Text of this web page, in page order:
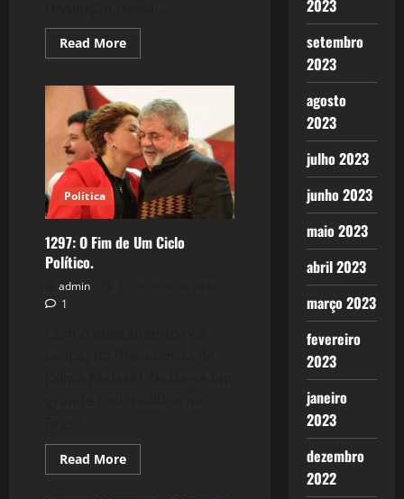
Read MoreRead
more
Dez
Dias
Que
Abalaram
O
Brasil
Política
1297: O Fim de Um Ciclo
Político.
admin
1
Read MoreRead
more
2023
setembro
2023
agosto
2023
julho 2023
junho 2023
maio 2023
abril 2023
março 2023
fevereiro
2023
janeiro
2023
dezembro
2022